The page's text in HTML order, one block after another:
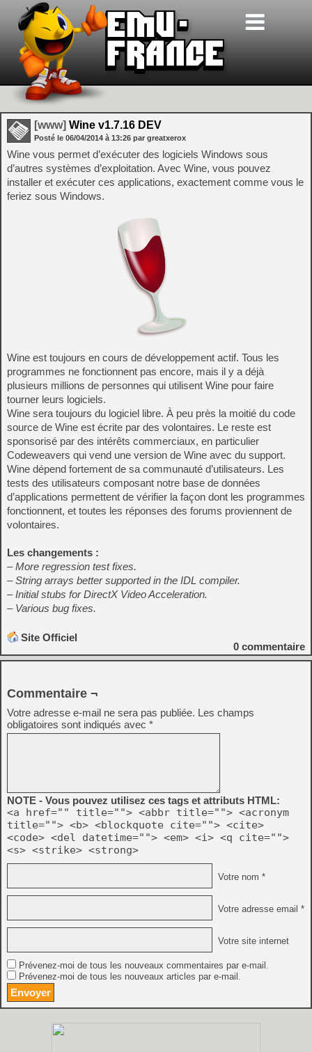
[www] Wine v1.7.16 DEV
Posté le 06/04/2014 à 13:26 par greatxerox
Wine vous permet d’exécuter des logiciels Windows sous
d’autres systèmes d’exploitation. Avec Wine, vous pouvez
installer et exécuter ces applications, exactement comme vous le
feriez sous Windows.
Wine est toujours en cours de développement actif. Tous les
programmes ne fonctionnent pas encore, mais il y a déjà
plusieurs millions de personnes qui utilisent Wine pour faire
tourner leurs logiciels.
Wine sera toujours du logiciel libre. À peu près la moitié du code
source de Wine est écrite par des volontaires. Le reste est
sponsorisé par des intérêts commerciaux, en particulier
Codeweavers qui vend une version de Wine avec du support.
Wine dépend fortement de sa communauté d’utilisateurs. Les
tests des utilisateurs composant notre base de données
d’applications permettent de vérifier la façon dont les programmes
fonctionnent, et toutes les réponses des forums proviennent de
volontaires.
Les changements :
– More regression test fixes.
– String arrays better supported in the IDL compiler.
– Initial stubs for DirectX Video Acceleration.
– Various bug fixes.
Site Officiel
0 commentaire
Commentaire ¬
Votre adresse e-mail ne sera pas publiée. Les champs
obligatoires sont indiqués avec *
NOTE - Vous pouvez utilisez ces tags et attributs HTML:
<a href="" title=""> <abbr title=""> <acronym
title=""> <b> <blockquote cite=""> <cite>
<code> <del datetime=""> <em> <i> <q cite="">
<s> <strike> <strong>
Votre nom *
Votre adresse email *
Votre site internet
Prévenez-moi de tous les nouveaux commentaires par e-mail.
Prévenez-moi de tous les nouveaux articles par e-mail.